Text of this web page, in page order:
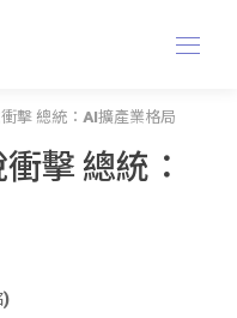
擊 總統：AI擴產業格局
擊 總統：
)